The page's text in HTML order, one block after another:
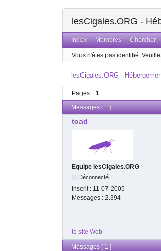
lesCigales.ORG -
Index Membres Chercher
Vous n'êtes pas identifié.
lesCigales.ORG -
Pages 1
Messages [ 1 ]
toad
Equipe lesCigales.ORG
Déconnecté
Inscrit : 11-07-2005
Messages : 2.394
le site Web
Messages [ 1 ]